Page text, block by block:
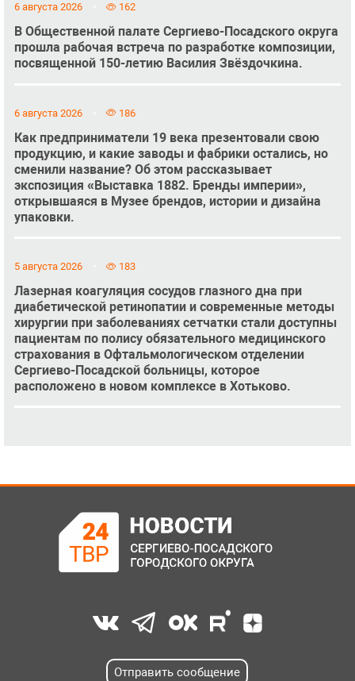
6 августа 2026 162
В Общественной палате Сергиево-Посадского округа
прошла рабочая встреча по разработке композиции,
посвященной 150-летию Василия Звёздочкина.
6 августа 2026 186
Как предприниматели 19 века презентовали свою
продукцию, и какие заводы и фабрики остались, но
сменили название? Об этом рассказывает
экспозиция «Выставка 1882. Бренды империи»,
открывшаяся в Музее брендов, истории и дизайна
упаковки.
5 августа 2026 183
Лазерная коагуляция сосудов глазного дна при
диабетической ретинопатии и современные методы
хирургии при заболеваниях сетчатки стали доступны
пациентам по полису обязательного медицинского
страхования в Офтальмологическом отделении
Сергиево-Посадской больницы, которое
расположено в новом комплексе в Хотьково.
Отправить сообщение